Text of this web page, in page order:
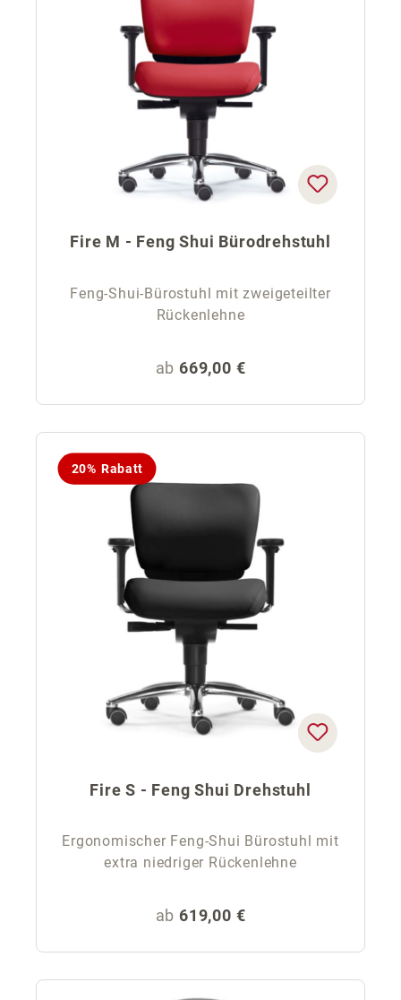
Fire M - Feng Shui Bürodrehstuhl
Feng-Shui-Bürostuhl mit zweigeteilter
Rückenlehne
Regulärer Preis:
ab 669,00 €
20% Rabatt
Fire S - Feng Shui Drehstuhl
Ergonomischer Feng-Shui Bürostuhl mit
extra niedriger Rückenlehne
Regulärer Preis:
ab 619,00 €